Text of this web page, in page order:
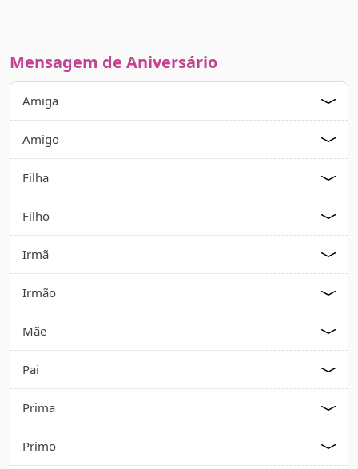
Mensagem de Aniversário
Amiga
Amigo
Filha
Filho
Irmã
Irmão
Mãe
Pai
Prima
Primo